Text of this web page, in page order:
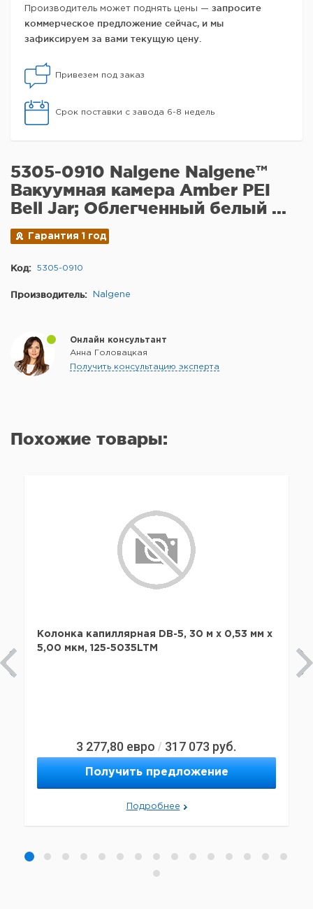
Производитель может поднять цены — запросите
коммерческое предложение сейчас, и мы
зафиксируем за вами текущую цену.
Привезем под заказ
Срок поставки с завода 6-8 недель
5305-0910 Nalgene Nalgene™
Вакуумная камера Amber PEI
Bell Jar; Облегченный белый ...
Гарантия 1 год
Код: 5305-0910
Производитель: Nalgene
Онлайн консультант
Анна Головацкая
Получить консультацию эксперта
Похожие товары:
Колонка капиллярная DB-5, 30 м x 0,53 мм х
5,00 мкм, 125-5035LTM
3 277,80 евро / 317 073 руб.
Получить предложение
Подробнее